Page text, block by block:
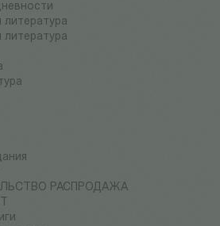
литература
литература
РАСПРОДАЖА